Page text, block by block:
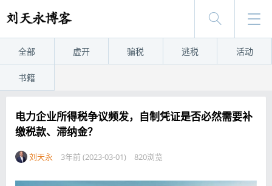
全部 虚开 骗税 逃税 活动
书籍
电力企业所得税争议频发，自制凭证是否必然需要补
缴税款、滞纳金？
刘天永 3年前 (2023-03-01) 820浏览